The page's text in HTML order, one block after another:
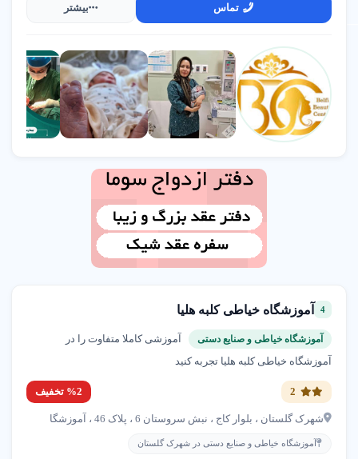
تماس بیشتر
4 آموزشگاه خیاطی کلبه هلیا
آموزشگاه خیاطی و صنایع دستی
آموزشی کاملا متفاوت را در
آموزشگاه خیاطی کلبه هلیا تجربه کنید
%2 تخفیف
شهرک گلستان ، بلوار کاج ، نبش سروستان 6 ، پلاک 46 ، آموزشگا
آموزشگاه خیاطی و صنایع دستی در شهرک گلستان